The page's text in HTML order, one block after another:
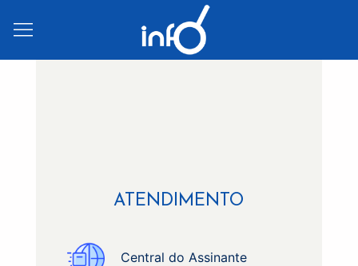
ATENDIMENTO
Central do Assinante